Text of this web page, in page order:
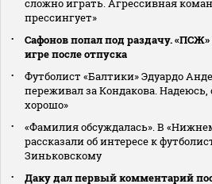
сложно играть. Агрессивная
прессингует»
Сафонов попал под раздачу.
игре после отпуска
Футболист «Балтики» Эдуардо
переживал за Кондакова. Надеюсь,
хорошо»
«Фамилия обсуждалась». В
рассказали об интересе к
Зиньковскому
Даку дал первый комментарий